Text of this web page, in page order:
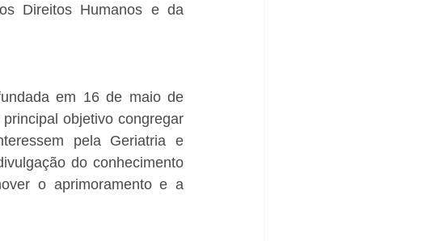
Direitos Humanos e da
em 16 de maio de
objetivo congregar
pela Geriatria e
do conhecimento
o aprimoramento e a